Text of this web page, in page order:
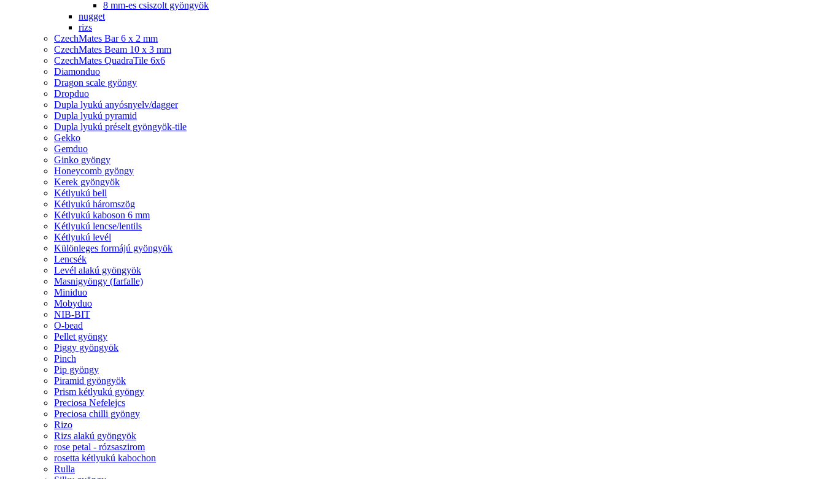
8 mm-es csiszolt gyöngyök
nugget
rizs
CzechMates Bar 6 x 2 mm
CzechMates Beam 10 x 3 mm
CzechMates QuadraTile 6x6
Diamonduo
Dragon scale gyöngy
Dropduo
Dupla lyukú anyósnyelv/dagger
Dupla lyukú pyramid
Dupla lyukú préselt gyöngyök-tile
Gekko
Gemduo
Ginko gyöngy
Honeycomb gyöngy
Kerek gyöngyök
Kétlyukú bell
Kétlyukú háromszög
Kétlyukú kaboson 6 mm
Kétlyukú lencse/lentils
Kétlyukú levél
Különleges formájú gyöngyök
Lencsék
Levél alakú gyöngyök
Masnigyöngy (farfalle)
Miniduo
Mobyduo
NIB-BIT
O-bead
Pellet gyöngy
Piggy gyöngyök
Pinch
Pip gyöngy
Piramid gyöngyök
Prism kétlyukú gyöngy
Preciosa Nefelejcs
Preciosa chilli gyöngy
Rizo
Rizs alakú gyöngyök
rose petal - rózsaszirom
rosetta kétlyukú kabochon
Rulla